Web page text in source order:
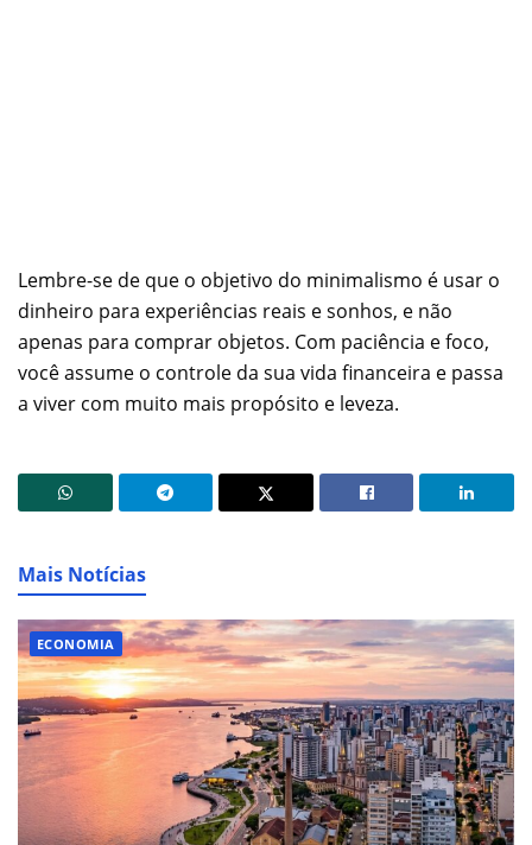
Lembre-se de que o objetivo do minimalismo é usar o
dinheiro para experiências reais e sonhos, e não
apenas para comprar objetos. Com paciência e foco,
você assume o controle da sua vida financeira e passa
a viver com muito mais propósito e leveza.
Mais Notícias
ECONOMIA